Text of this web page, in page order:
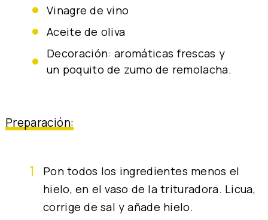
Vinagre de vino
Aceite de oliva
Decoración: aromáticas frescas y
un poquito de zumo de remolacha.
Preparación:
Pon todos los ingredientes menos el
hielo, en el vaso de la trituradora. Licua,
corrige de sal y añade hielo.